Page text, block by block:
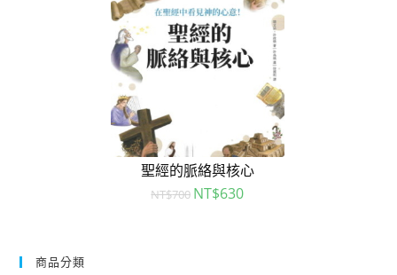
聖經的脈絡與核心
NT$700 NT$630
商品分類